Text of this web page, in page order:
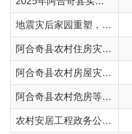
阿合奇县农村危房等级评定标准
农村安居工程政务公开内容
首页 上一页 1 下
/
共 1 页 跳转至
承办：新疆阿合奇
展中心